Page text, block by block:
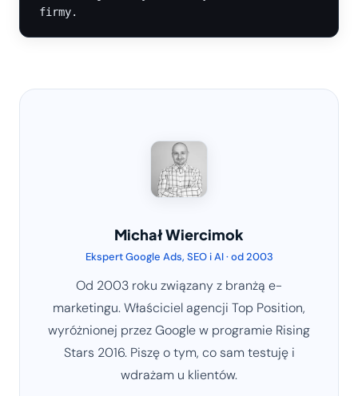
Michał Wiercimok
Ekspert Google Ads, SEO i AI · od 2003
Od 2003 roku związany z branżą e-
marketingu. Właściciel agencji Top Position,
wyróżnionej przez Google w programie Rising
Stars 2016. Piszę o tym, co sam testuję i
wdrażam u klientów.